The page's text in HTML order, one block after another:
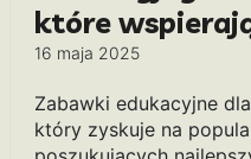
które
16 maja 2025
Zabawki edukacyjne
który zyskuje na